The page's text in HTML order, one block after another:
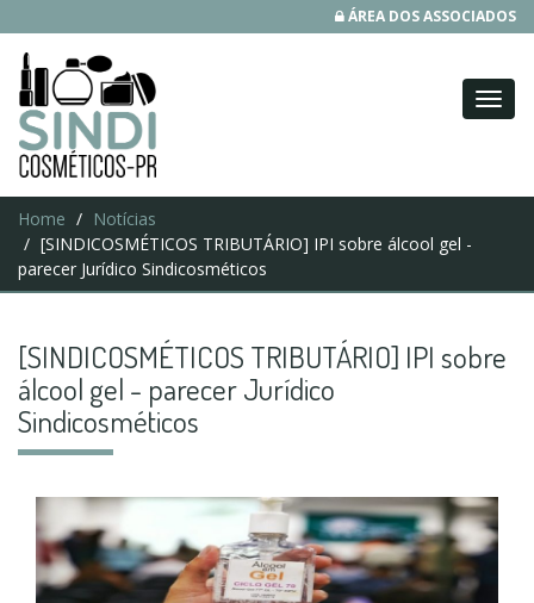
ÁREA DOS ASSOCIADOS
Home
Notícias
[SINDICOSMÉTICOS TRIBUTÁRIO] IPI sobre álcool gel -
parecer Jurídico Sindicosméticos
[SINDICOSMÉTICOS TRIBUTÁRIO] IPI sobre
álcool gel - parecer Jurídico
Sindicosméticos